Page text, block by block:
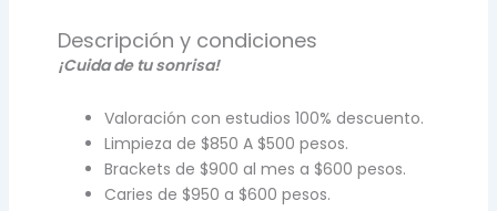
Descripción y condiciones
¡Cuida de tu sonrisa!
Valoración con estudios 100% descuento.
Limpieza de $850 A $500 pesos.
Brackets de $900 al mes a $600 pesos.
Caries de $950 a $600 pesos.